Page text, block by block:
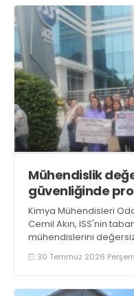
Mühendislik
güvenliğinde
Kimya Mühendisleri
Cemil Akın, ISS'nin
mühendislerini
adlandırıp gıda
olduğunu söyledi
30 Temmuz 2026